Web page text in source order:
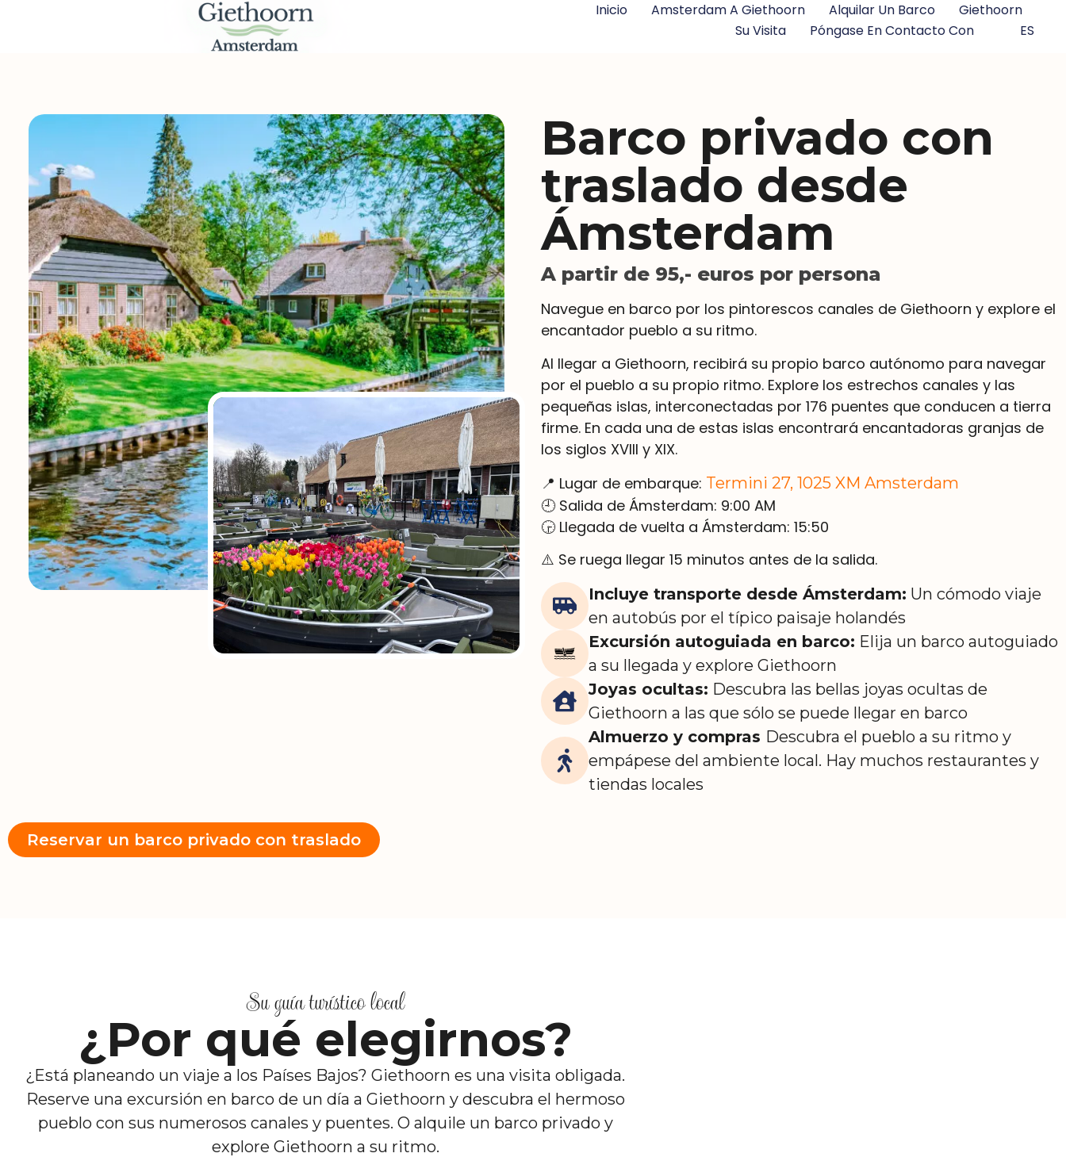
Inicio Amsterdam A Giethoorn Alquilar Un Barco
Giethoorn
Su Visita
Póngase En Contacto Con ES
Barco privado con
traslado desde
Ámsterdam
A partir de 95,- euros por persona
Navegue en barco por los pintorescos canales de Giethoorn y explore el
encantador pueblo a su ritmo.
Al llegar a Giethoorn, recibirá su propio barco autónomo para navegar
por el pueblo a su propio ritmo. Explore los estrechos canales y las
pequeñas islas, interconectadas por 176 puentes que conducen a tierra
firme. En cada una de estas islas encontrará encantadoras granjas de
los siglos XVIII y XIX.
📍 Lugar de embarque: Termini 27, 1025 XM Amsterdam
🕘 Salida de Ámsterdam: 9:00 AM
🕞 Llegada de vuelta a Ámsterdam: 15:50
⚠️ Se ruega llegar 15 minutos antes de la salida.
Incluye transporte desde Ámsterdam: Un cómodo viaje
en autobús por el típico paisaje holandés
Excursión autoguiada en barco: Elija un barco autoguiado
a su llegada y explore Giethoorn
Joyas ocultas: Descubra las bellas joyas ocultas de
Giethoorn a las que sólo se puede llegar en barco
Almuerzo y compras Descubra el pueblo a su ritmo y
empápese del ambiente local. Hay muchos restaurantes y
tiendas locales
Reservar un barco privado con traslado
Su guía turístico local
¿Por qué elegirnos?
¿Está planeando un viaje a los Países Bajos? Giethoorn es una visita obligada.
Reserve una excursión en barco de un día a Giethoorn y descubra el hermoso
pueblo con sus numerosos canales y puentes. O alquile un barco privado y
explore Giethoorn a su ritmo.